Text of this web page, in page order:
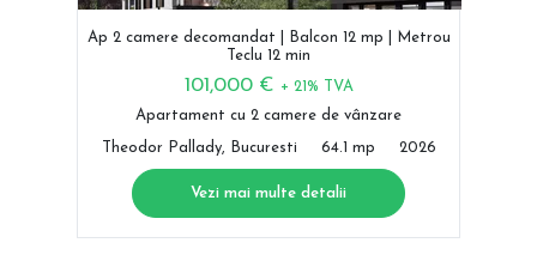
Ap 2 camere decomandat | Balcon 12 mp | Metrou
Teclu 12 min
101,000 € + 21% TVA
Apartament cu 2 camere de vânzare
Theodor Pallady, Bucuresti 64.1 mp 2026
Vezi mai multe detalii